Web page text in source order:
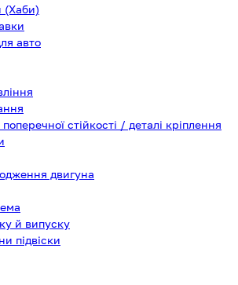
(Хаби)
авто
поперечної стійкості / деталі кріплення
двигуна
й випуску
підвіски